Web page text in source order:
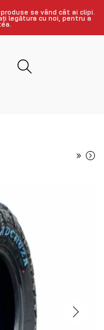
se vând cât ai clipi.
legătura cu noi, pentru a
»